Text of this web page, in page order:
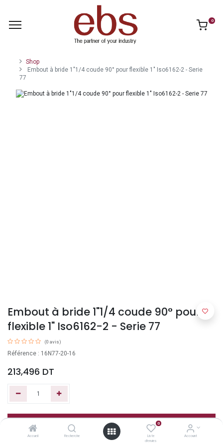
Accueil Recherche
0
Liste
d'envies
Account
0
Shop
Embout à bride 1"1/4 coude 90° pour flexible 1" Iso6162-2 - Serie
77
Embout à bride 1"1/4 coude 90° pour
flexible 1" Iso6162-2 - Serie 77
(0 avis)
Référence : 16N77-20-16
213,496 DT
Ajouter au panier